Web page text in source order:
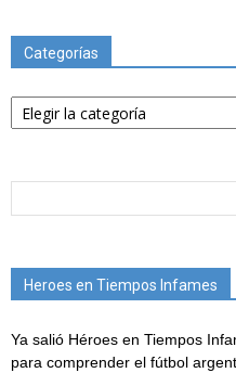
Categorías
Categorías
Heroes en Tiempos Infames
Ya salió Héroes en Tiempos
para comprender el fútbol